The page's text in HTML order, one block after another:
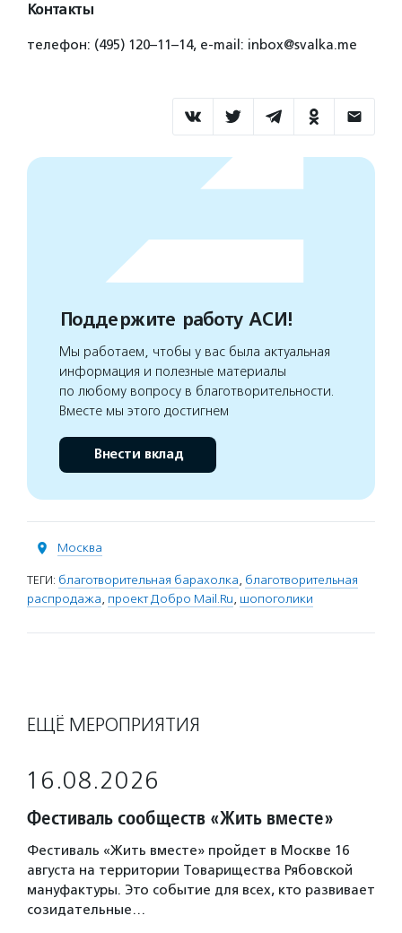
Контакты
телефон: (495) 120–11–14, e-mail: inbox@svalka.me
Поддержите работу АСИ!
Мы работаем, чтобы у вас была актуальная
информация и полезные материалы
по любому вопросу в благотворительности.
Вместе мы этого достигнем
Внести вклад
Москва
ТЕГИ: благотворительная барахолка, благотворительная
распродажа, проект Добро Mail.Ru, шопоголики
ЕЩЁ МЕРОПРИЯТИЯ
16.08.2026
Фестиваль сообществ «Жить вместе»
Фестиваль «Жить вместе» пройдет в Москве 16
августа на территории Товарищества Рябовской
мануфактуры. Это событие для всех, кто развивает
созидательные…